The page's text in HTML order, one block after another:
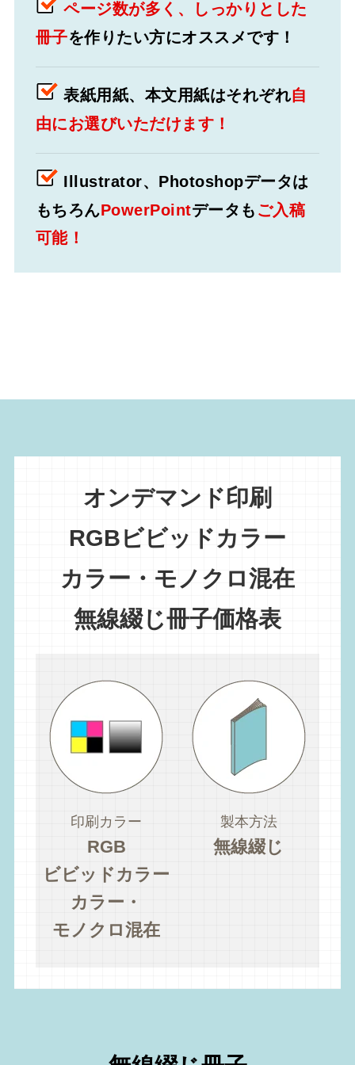
ページ数が多く、しっかりとした
冊子を作りたい方にオススメです！
表紙用紙、本文用紙はそれぞれ自
由にお選びいただけます！
Illustrator、Photoshopデータは
もちろんPowerPointデータも ご入稿
可能！
オンデマンド印刷
RGBビビッドカラー
カラー・モノクロ混在
無線綴じ冊子価格表
印刷カラー
RGB
ビビッドカラー
カラー・
モノクロ混在
製本方法
無線綴じ